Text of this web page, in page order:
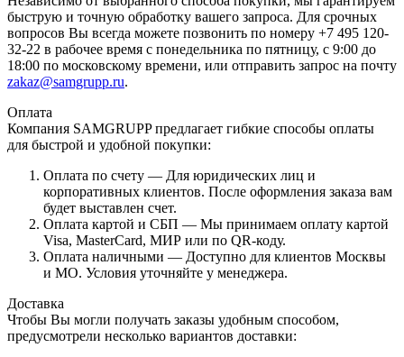
быструю и точную обработку вашего запроса. Для срочных
вопросов Вы всегда можете позвонить по номеру +7 495 120-
32-22 в рабочее время с понедельника по пятницу, с 9:00 до
18:00 по московскому времени, или отправить запрос на почту
zakaz@samgrupp.ru.
Оплата
Компания SAMGRUPP предлагает гибкие способы оплаты
для быстрой и удобной покупки:
Оплата по счету — Для юридических лиц и
корпоративных клиентов. После оформления заказа вам
будет выставлен счет.
Оплата картой и СБП — Мы принимаем оплату картой
Visa, MasterCard, МИР или по QR-коду.
Оплата наличными — Доступно для клиентов Москвы
и МО. Условия уточняйте у менеджера.
Доставка
Чтобы Вы могли получать заказы удобным способом,
предусмотрели несколько вариантов доставки: